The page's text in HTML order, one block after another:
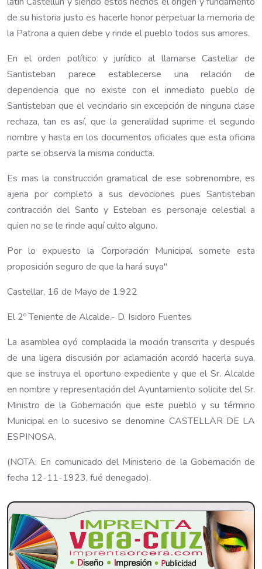
de su historia justo es hacerle honor perpetuar la memoria de
la Patrona a quien debe y rinde el pueblo todos sus amores.
En el orden político y jurídico al llamarse Castellar de
Santisteban parece establecerse una relación de
dependencia que no existe con el inmediato pueblo de
Santisteban que el vecindario sin excepción de ninguna clase
rechaza, tan es así, que la generalidad suprime el segundo
nombre y hasta en los documentos oficiales que esta oficina
parte se observa la misma conducta.
Es mas la construcción gramatical de ese sobrenombre, es
ajena por completo a sus devociones pues Santisteban
contracción del Santo y Esteban es personaje celestial a
quien no se le rinde aquí culto alguno.
Por lo expuesto la Corporación Municipal somete esta
proposición seguro de que la hará suya"
Castellar, 16 de Mayo de 1.922
El 2º Teniente de Alcalde.- D. Isidoro Fuentes
La asamblea oyó complacida la moción transcrita y después
de una ligera discusión por aclamación acordó hacerla suya,
que se instruya el oportuno expediente y que el Sr. Alcalde
en nombre y representación del Ayuntamiento solicite del Sr.
Ministro de la Gobernación que este pueblo y su término
Municipal en lo sucesivo se denomine CASTELLAR DE LA
ESPINOSA.
(NOTA: En comunicado del Ministerio de la Gobernación de
fecha 12-11-1923, fué denegado).